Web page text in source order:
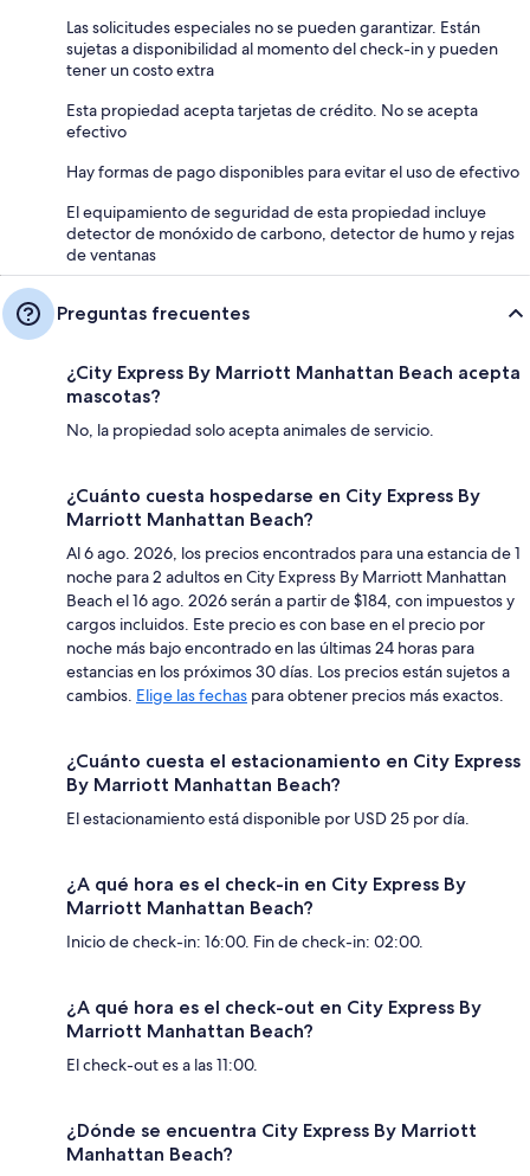
Las solicitudes especiales no se pueden garantizar. Están
sujetas a disponibilidad al momento del check-in y pueden
tener un costo extra
Esta propiedad acepta tarjetas de crédito. No se acepta
efectivo
Hay formas de pago disponibles para evitar el uso de efectivo
El equipamiento de seguridad de esta propiedad incluye
detector de monóxido de carbono, detector de humo y rejas
de ventanas
Preguntas frecuentes
¿City Express By Marriott Manhattan Beach acepta
mascotas?
No, la propiedad solo acepta animales de servicio.
¿Cuánto cuesta hospedarse en City Express By
Marriott Manhattan Beach?
Al 6 ago. 2026, los precios encontrados para una estancia de 1
noche para 2 adultos en City Express By Marriott Manhattan
Beach el 16 ago. 2026 serán a partir de $184, con impuestos y
cargos incluidos. Este precio es con base en el precio por
noche más bajo encontrado en las últimas 24 horas para
estancias en los próximos 30 días. Los precios están sujetos a
cambios. Elige las fechas para obtener precios más exactos.
¿Cuánto cuesta el estacionamiento en City Express
By Marriott Manhattan Beach?
El estacionamiento está disponible por USD 25 por día.
¿A qué hora es el check-in en City Express By
Marriott Manhattan Beach?
Inicio de check-in: 16:00. Fin de check-in: 02:00.
¿A qué hora es el check-out en City Express By
Marriott Manhattan Beach?
El check-out es a las 11:00.
¿Dónde se encuentra City Express By Marriott
Manhattan Beach?